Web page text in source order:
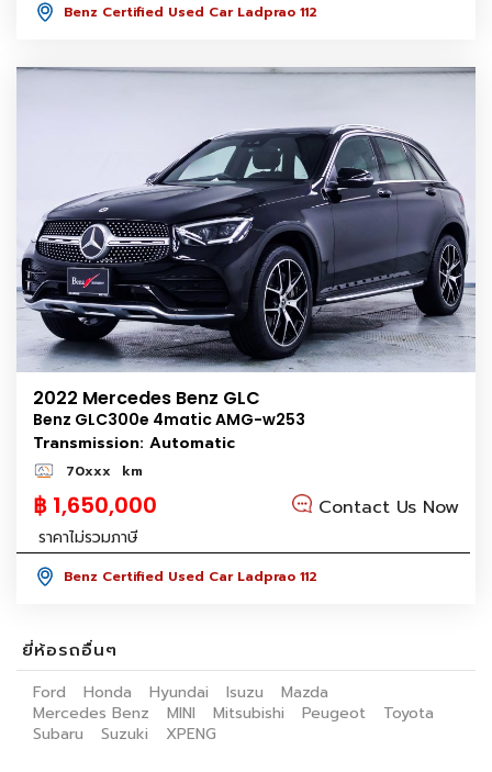
Benz Certified Used Car Ladprao 112
2022 Mercedes Benz GLC
Benz GLC300e 4matic AMG-w253
Transmission: Automatic
70xxx km
฿ 1,650,000 Contact Us Now
ราคาไม่รวมภาษี
Benz Certified Used Car Ladprao 112
ยี่ห้อรถอื่นๆ
Ford Honda Hyundai Isuzu
Mazda
Mercedes Benz
MINI Mitsubishi Peugeot
Toyota
Subaru
Suzuki XPENG